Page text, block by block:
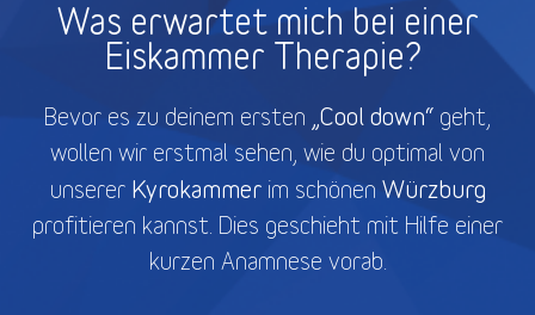
Was erwartet mich bei einer
Eiskammer Therapie?
Bevor es zu deinem ersten „Cool down“ geht,
wollen wir erstmal sehen, wie du optimal von
unserer Kyrokammerim schönen Würzburg
profitieren kannst. Dies geschieht mit Hilfe einer
kurzen Anamnese vorab.